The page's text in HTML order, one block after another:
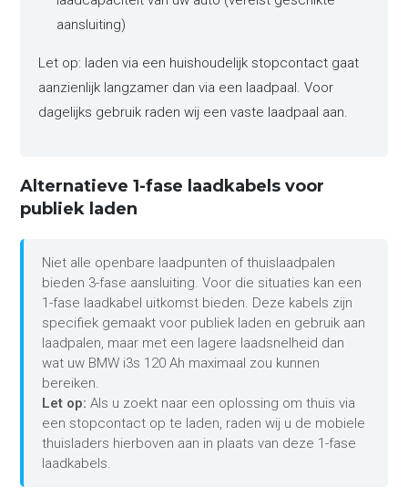
aansluiting)
Let op: laden via een huishoudelijk stopcontact gaat
aanzienlijk langzamer dan via een laadpaal. Voor
dagelijks gebruik raden wij een vaste laadpaal aan.
Alternatieve 1-fase laadkabels voor
publiek laden
Niet alle openbare laadpunten of thuislaadpalen
bieden 3-fase aansluiting. Voor die situaties kan een
1-fase laadkabel uitkomst bieden. Deze kabels zijn
specifiek gemaakt voor publiek laden en gebruik aan
laadpalen, maar met een lagere laadsnelheid dan
wat uw BMW i3s 120 Ah maximaal zou kunnen
bereiken.
Let op: Als u zoekt naar een oplossing om thuis via
een stopcontact op te laden, raden wij u de mobiele
thuisladers hierboven aan in plaats van deze 1-fase
laadkabels.